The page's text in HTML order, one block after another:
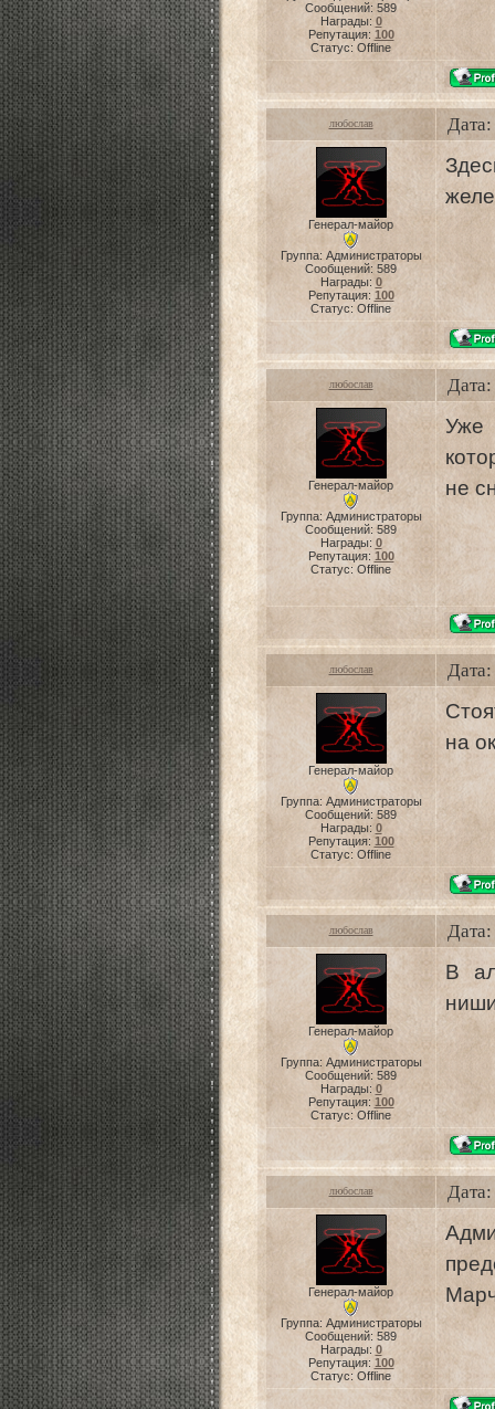
Сообщений: 589
Награды: 0
Репутация: 100
Статус: Offline
любослав
Генерал-майор
Группа: Администраторы
Сообщений: 589
Награды: 0
Репутация: 100
Статус: Offline
любослав
Генерал-майор
Группа: Администраторы
Сообщений: 589
Награды: 0
Репутация: 100
Статус: Offline
Уже
не
любослав
Генерал-майор
Группа: Администраторы
Сообщений: 589
Награды: 0
Репутация: 100
Статус: Offline
на
любослав
Генерал-майор
Группа: Администраторы
Сообщений: 589
Награды: 0
Репутация: 100
Статус: Offline
В
любослав
Генерал-майор
Группа: Администраторы
Сообщений: 589
Награды: 0
Репутация: 100
Статус: Offline